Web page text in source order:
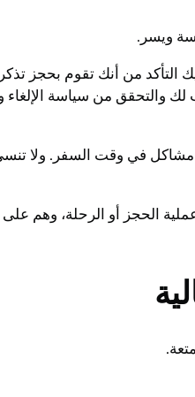
ويسر.
التأكد من أنك تقوم بحجز
والتحقق من سياسة الإلغاء
مشاكل في وقت السفر. ولا
الحجز أو الرحلة، وهم